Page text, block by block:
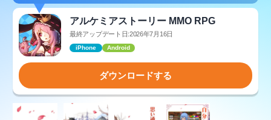
アルケミアストーリー MMO RPG
最終アップデート日:2026年7月16日
iPhone Android
ダウンロードする